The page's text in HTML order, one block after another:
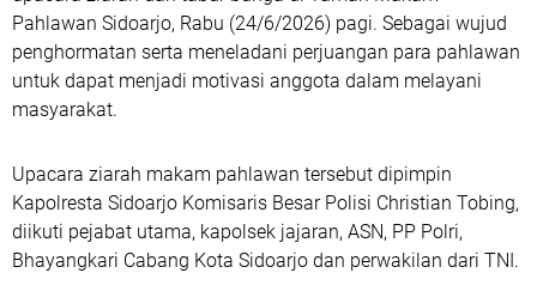
Pahlawan Sidoarjo, Rabu (24/6/2026) pagi. Sebagai wujud
penghormatan serta meneladani perjuangan para pahlawan
untuk dapat menjadi motivasi anggota dalam melayani
masyarakat.
Upacara ziarah makam pahlawan tersebut dipimpin
Kapolresta Sidoarjo Komisaris Besar Polisi Christian Tobing,
diikuti pejabat utama, kapolsek jajaran, ASN, PP Polri,
Bhayangkari Cabang Kota Sidoarjo dan perwakilan dari TNI.